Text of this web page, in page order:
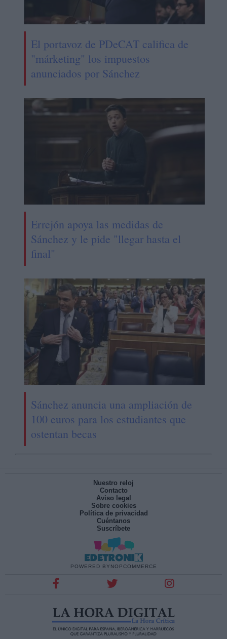
El portavoz de PDeCAT califica de
"márketing" los impuestos
anunciados por Sánchez
Errejón apoya las medidas de
Sánchez y le pide "llegar hasta el
final"
Sánchez anuncia una ampliación de
100 euros para los estudiantes que
ostentan becas
Nuestro reloj
Contacto
Aviso legal
Sobre cookies
Política de privacidad
Cuéntanos
Suscríbete
POWERED BY NOPCOMMERCE